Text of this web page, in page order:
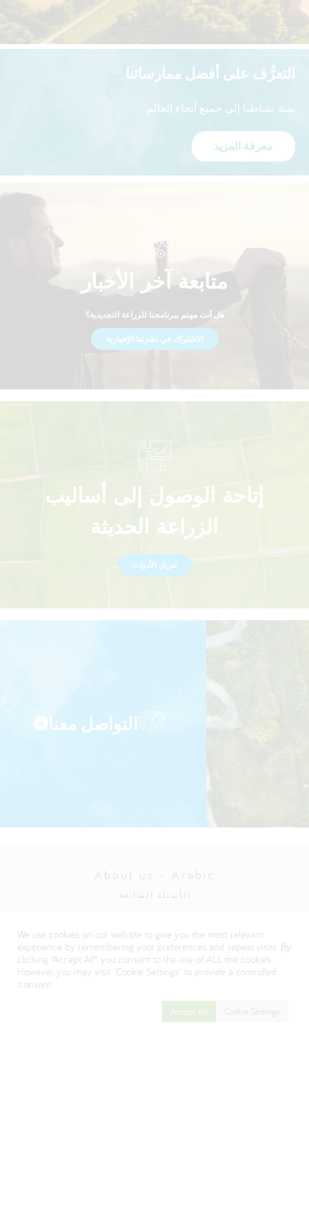
التعرُّف على أفضل ممارساتنا
يمتد نشاطنا إلى جميع أنحاء العالم.
معرفة المزيد
متابعة آخر الأخبار
هل أنت مهتم ببرنامجنا للزراعة التجديدية؟
الاشتراك في نشرتنا الإخبارية
إتاحة الوصول إلى أساليب
الزراعة الحديثة
تنزيل الأدوات
التواصل معنا
About us - Arabic
الأسئلة الشائعة
Visit our Danone corporate website
We use cookies on our website to give you the most relevant
experience by remembering your preferences and repeat visits. By
clicking “Accept All”, you consent to the use of ALL the cookies.
However, you may visit "Cookie Settings" to provide a controlled
consent.
Cookie Settings
Accept All